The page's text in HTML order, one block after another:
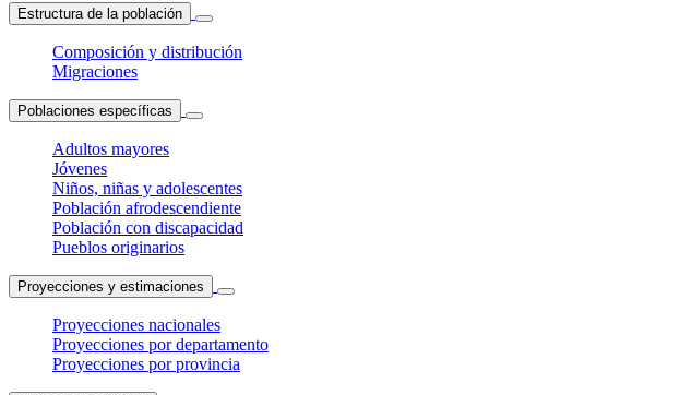
Estructura de la población
Composición y distribución
Migraciones
Poblaciones específicas
Adultos mayores
Jóvenes
Niños, niñas y adolescentes
Población afrodescendiente
Población con discapacidad
Pueblos originarios
Proyecciones y estimaciones
Proyecciones nacionales
Proyecciones por departamento
Proyecciones por provincia